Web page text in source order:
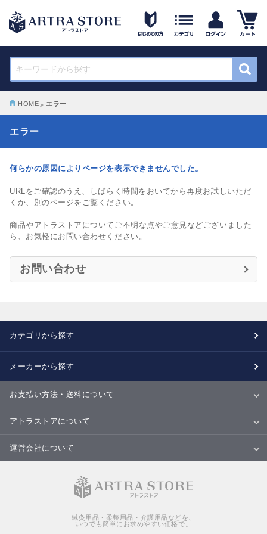
HOME エラー
エラー
何らかの原因によりページを表示できませんでした。
URLをご確認のうえ、しばらく時間をおいてから再度お試しいただ
くか、別のページをご覧ください。
商品やアトラストアについてご不明な点やご意見などございました
ら、お気軽にお問い合わせください。
お問い合わせ
カテゴリから探す
メーカーから探す
お支払い方法・送料について
お支払い方法
送料について
配送・納期
キャンセル・返品・交換について
アトラストアについて
当サイトについて
ご利用規約
ご利用ガイド
Ｑ＆Ａ
商品のご提案について
運営会社について
特定商取引法に基づく表記
個人情報の取扱いについて
鍼灸用品・柔整用品・介護用品などを、
いつでも簡単にお求めやすい価格で。